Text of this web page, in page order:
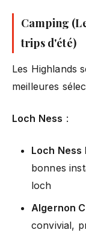
Camping
trips d'été)
Les Highlands
meilleures
Loch Ness :
Loch Ness
bonnes
loch
Algernon
convivial,